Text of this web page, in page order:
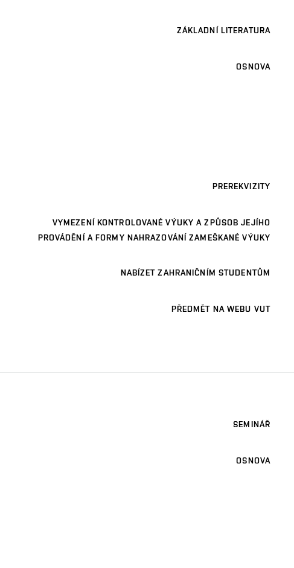
ZÁKLADNÍ LITERATURA
OSNOVA
PREREKVIZITY
VYMEZENÍ KONTROLOVANÉ VÝUKY A ZPŮSOB JEJÍHO
PROVÁDĚNÍ A FORMY NAHRAZOVÁNÍ ZAMEŠKANÉ VÝUKY
NABÍZET ZAHRANIČNÍM STUDENTŮM
PŘEDMĚT NA WEBU VUT
SEMINÁŘ
OSNOVA